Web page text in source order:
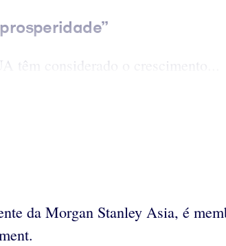
têm considerado o crescimento...
da Morgan Stanley Asia, é